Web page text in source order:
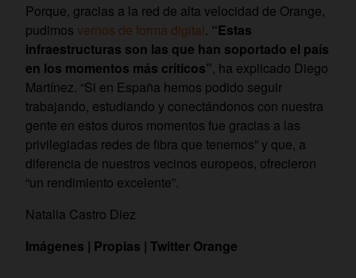
Porque, gracias a la red de alta velocidad de Orange,
pudimos vernos de forma digital. “Estas
infraestructuras son las que han soportado el país
en los momentos más críticos”, ha explicado Diego
Martínez. “Si en España hemos podido seguir
trabajando, estudiando y conectándonos con nuestra
gente en estos duros momentos fue gracias a las
privilegiadas redes de fibra que tenemos” y que, a
diferencia de nuestros vecinos europeos, ofrecieron
“un rendimiento excelente”.
Natalia Castro Diez
Imágenes | Propias | Twitter Orange